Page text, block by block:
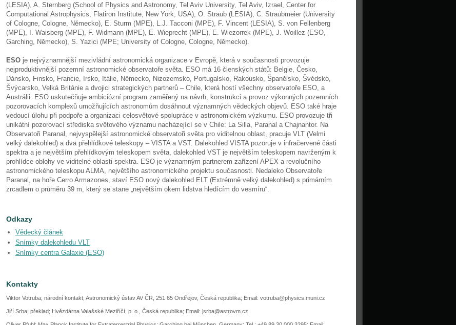
(LESIA), A. Sternberg (School of Physics and Astronomy, Tel Aviv University, Tel Aviv, Izrael, Center for
Computational Astrophysics, Flatiron Institute, New York, USA), O. Straub (LESIA), C. Straubmeier (University
of Cologne, Cologne, Německo), E. Sturm (MPE), L.J. Tacconi (MPE), F. Vincent (LESIA), S. von Fellenberg
(MPE), I. Waisberg (MPE), F. Widmann (MPE), E. Wieprecht (MPE), E. Wiezorrek (MPE), J. Woillez (ESO,
Garching, Německo), S. Yazici (MPE; University of Cologne, Cologne, Německo).
ESO je nejvýznamnější mezivládní astronomická organizace v Evropě, která v současnosti provozuje
nejproduktivnější pozemní astronomické observatoře světa. ESO má 16 členských států: Belgie, Česko,
Dánsko, Finsko, Francie, Irsko, Itálie, Německo, Nizozemsko, Portugalsko, Rakousko, Španělsko, Švédsko,
Švýcarsko, Velká Británie a dvojici strategických partnerů – Chile, která hostí všechny observatoře ESO, a
Austrálii. ESO uskutečňuje ambiciózní program zaměřený na návrh, konstrukci a provoz výkonných pozemních
pozorovacích komplexů umožňujících astronomům dosáhnout významných vědeckých objevů. ESO také hraje
vedoucí úlohu při podpoře a organizaci celosvětové spolupráce v astronomickém výzkumu. ESO provozuje tři
unikátní pozorovací střediska světového významu nacházející se v Chile: La Silla, Paranal a Chajnantor. Na
Observatoři Paranal, nejvyspělejší astronomické observatoři světa pro viditelnou oblast, pracuje VLT (Velmi
velký dalekohled) a dva přehlídkové teleskopy – VISTA a VST. Dalekohled VISTA pozoruje v infračervené části
spektra a je největším přehlídkovým teleskopem světa, dalekohled VST je největším teleskopem navrženým k
prohlídce oblohy ve viditelné oblasti spektra. ESO je významným partnerem zařízení APEX a revolučního
astronomického teleskopu ALMA, největšího astronomického projektu současnosti. Nedaleko Observatoře
Paranal, na hoře Cerro Armazones, staví ESO nový dalekohled ELT (Extrémně velký dalekohled) s primárním
zrcadlem o průměru 39 m, který se stane „největším okem lidstva hledícím do vesmíru“.
Odkazy
Vědecký článek
Snímky dalekohledu VLT
Snímky centra Galaxie (ESO)
Kontakty
Viktor Votruba; národní kontakt; Astronomický ústav AV ČR, 251 65 Ondřejov, Česká republika; Email: votruba@physics.muni.cz
Jiří Srba; překlad; Hvězdárna Valašské Meziříčí, p. o., Česká republika; Email: jsrba@astrovm.cz